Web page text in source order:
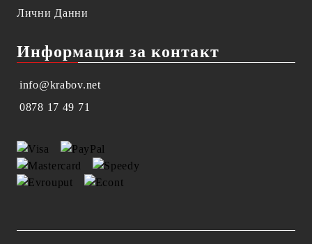
Лични Данни
Информация за контакт
info@krabov.net
0878 17 49 71